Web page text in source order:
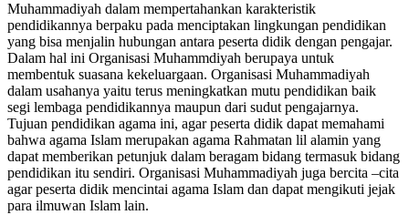
Muhammadiyah dalam mempertahankan karakteristik
pendidikannya berpaku pada menciptakan lingkungan pendidikan
yang bisa menjalin hubungan antara peserta didik dengan pengajar.
Dalam hal ini Organisasi Muhammdiyah berupaya untuk
membentuk suasana kekeluargaan. Organisasi Muhammadiyah
dalam usahanya yaitu terus meningkatkan mutu pendidikan baik
segi lembaga pendidikannya maupun dari sudut pengajarnya.
Tujuan pendidikan agama ini, agar peserta didik dapat memahami
bahwa agama Islam merupakan agama Rahmatan lil alamin yang
dapat memberikan petunjuk dalam beragam bidang termasuk bidang
pendidikan itu sendiri. Organisasi Muhammadiyah juga bercita –cita
agar peserta didik mencintai agama Islam dan dapat mengikuti jejak
para ilmuwan Islam lain.